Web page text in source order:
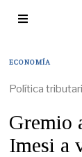
ECONOMÍA
Política
Gremio
Imesi a